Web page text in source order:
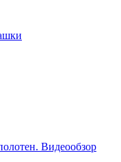
Видеообзор